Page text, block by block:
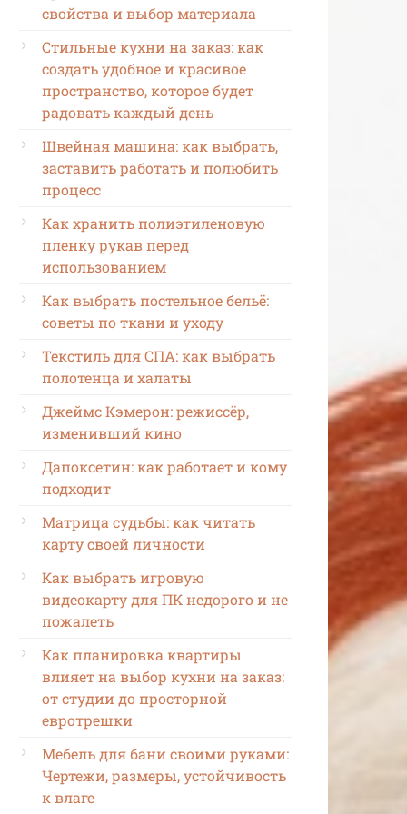
свойства и выбор материала
Стильные кухни на заказ: как
создать удобное и красивое
пространство, которое будет
радовать каждый день
Швейная машина: как выбрать,
заставить работать и полюбить
процесс
Как хранить полиэтиленовую
пленку рукав перед
использованием
Как выбрать постельное бельё:
советы по ткани и уходу
Текстиль для СПА: как выбрать
полотенца и халаты
Джеймс Кэмерон: режиссёр,
изменивший кино
Дапоксетин: как работает и кому
подходит
Матрица судьбы: как читать
карту своей личности
Как выбрать игровую
видеокарту для ПК недорого и не
пожалеть
Как планировка квартиры
влияет на выбор кухни на заказ:
от студии до просторной
евротрешки
Мебель для бани своими руками:
Чертежи, размеры, устойчивость
к влаге